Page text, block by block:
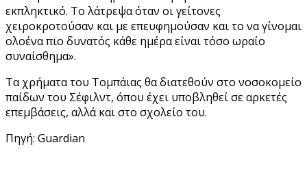
εκπληκτικό. Το λάτρεψα όταν οι γείτονες
χειροκροτούσαν και με επευφημούσαν και το να γίνομαι
ολοένα πιο δυνατός κάθε ημέρα είναι τόσο ωραίο
συναίσθημα».
Τα χρήματα του Τομπάιας θα διατεθούν στο νοσοκομείο
παίδων του Σέφιλντ, όπου έχει υποβληθεί σε αρκετές
επεμβάσεις, αλλά και στο σχολείο του.
Πηγή: Guardian